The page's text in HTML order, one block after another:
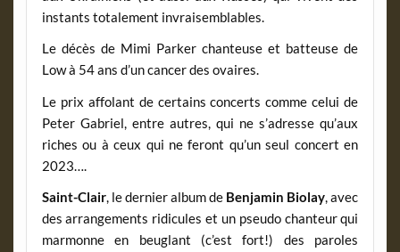
instants totalement invraisemblables.
Le décès de Mimi Parker chanteuse et batteuse de
Low à 54 ans d’un cancer des ovaires.
Le prix affolant de certains concerts comme celui de
Peter Gabriel, entre autres, qui ne s’adresse qu’aux
riches ou à ceux qui ne feront qu’un seul concert en
2023….
Saint-Clair, le dernier album de Benjamin Biolay, avec
des arrangements ridicules et un pseudo chanteur qui
marmonne en beuglant (c’est fort!) des paroles